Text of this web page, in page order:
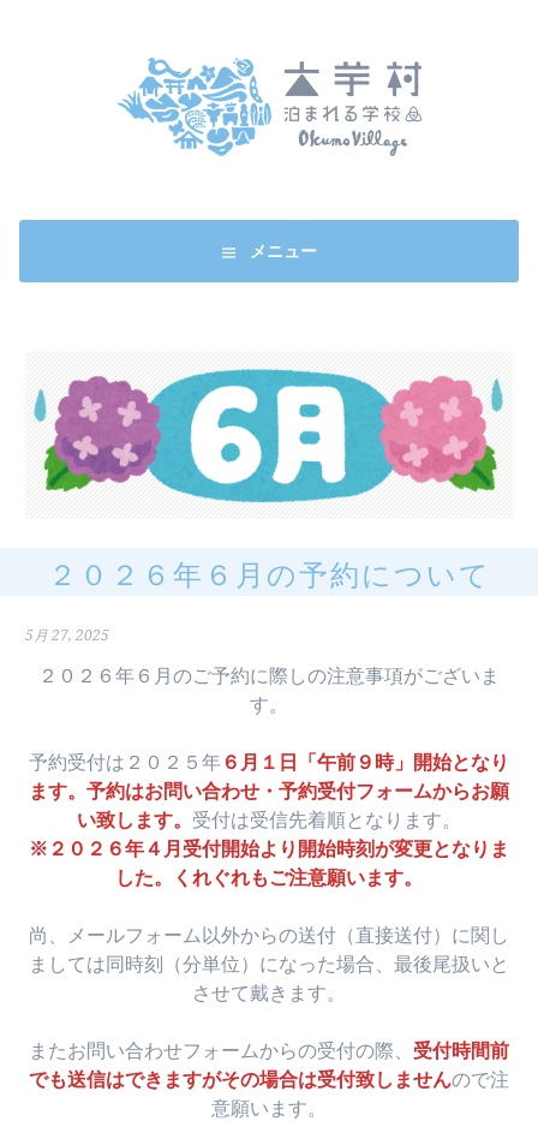
メニュー
２０２６年６月の予約について
5月 27, 2025
２０２６年６月のご予約に際しの注意事項がございま
す。
予約受付は２０２５年 ６月１日「午前９時」開始となり
ます。予約はお問い合わせ・予約受付フォームからお願
い致します。 受付は受信先着順となります。
※２０２６年４月受付開始より開始時刻が変更となりま
した。くれぐれもご注意願います。
尚、メールフォーム以外からの送付（直接送付）に関し
ましては同時刻（分単位）になった場合、最後尾扱いと
させて戴きます。
またお問い合わせフォームからの受付の際、 受付時間前
でも送信はできますがその場合は受付致しませんので注
意願います。